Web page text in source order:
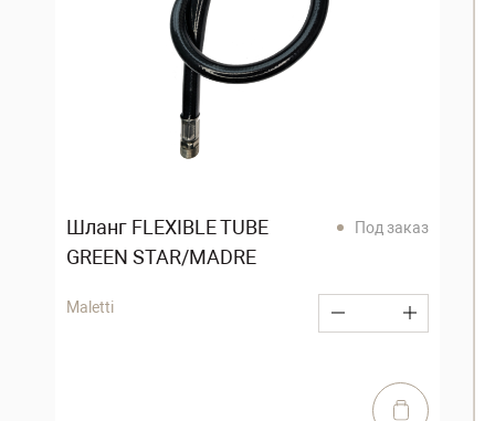
Шланг FLEXIBLE TUBE
GREEN STAR/MADRE
Под заказ
Maletti